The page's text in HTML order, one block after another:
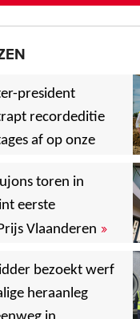
president
recordeditie
af op onze
,
toren in
eerste
Vlaanderen »
,
bezoekt werf
heraanleg